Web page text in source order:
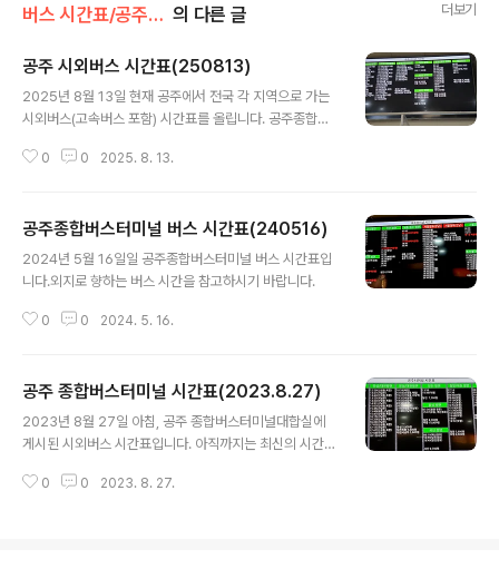
버스 시간표/공주시외버스시간표 의 다른 글 더보기
공주 시외버스 시간표(250813)
2025년 8월 13일 현재 공주에서 전국 각 지역으로 가는
시외버스(고속버스 포함) 시간표를 올립니다. 공주종합버
입니다.
0 0 2025. 8. 13.
공주종합버스터미널 버스 시간표(240516)
2024년 5월 16일일 공주종합버스터미널 버스 시간표입
니다.외지로 향하는 버스 시간을 참고하시기 바랍니다.
0 0 2024. 5. 16.
공주 종합버스터미널 시간표(2023.8.27)
2023년 8월 27일 아침, 공주 종합버스터미널대합실에
게시된 시외버스 시간표입니다. 아직까지는 최신의 시간표
참고하시기 바랍니다.
0 0 2023. 8. 27.